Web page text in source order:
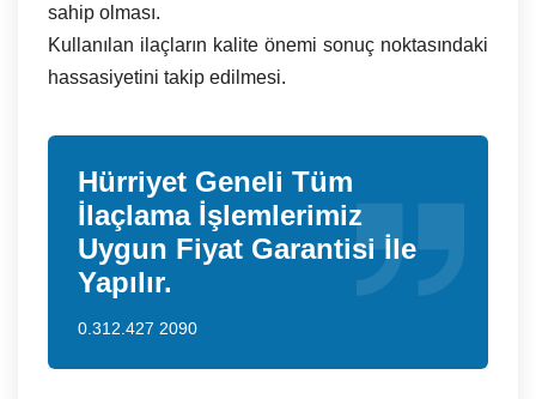
sahip olması.
Kullanılan ilaçların kalite önemi sonuç noktasındaki
hassasiyetini takip edilmesi.
Hürriyet Geneli Tüm
İlaçlama İşlemlerimiz
Uygun Fiyat Garantisi İle
Yapılır.
0.312.427 2090